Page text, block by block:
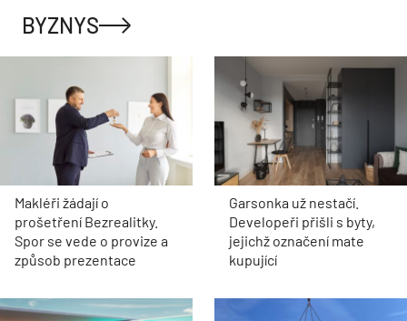
BYZNYS
Makléři žádají o
prošetření Bezrealitky.
Spor se vede o provize a
způsob prezentace
Garsonka už nestačí.
Developeři přišli s byty,
jejichž označení mate
kupující